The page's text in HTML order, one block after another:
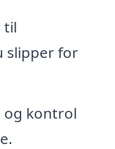
til
slipper for
og kontrol